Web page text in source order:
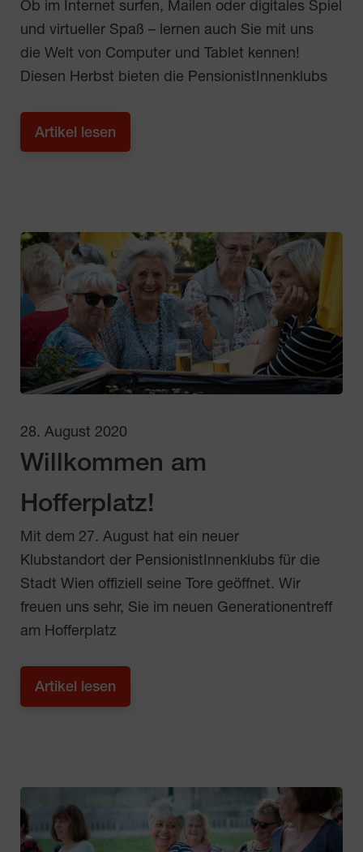
Ob im Internet surfen, Mailen oder digitales Spiel
und virtueller Spaß – lernen auch Sie mit uns
die Welt von Computer und Tablet kennen!
Diesen Herbst bieten die PensionistInnenklubs
Artikel lesen
28. August 2020
Willkommen am
Hofferplatz!
Mit dem 27. August hat ein neuer
Klubstandort der PensionistInnenklubs für die
Stadt Wien offiziell seine Tore geöffnet. Wir
freuen uns sehr, Sie im neuen Generationentreff
am Hofferplatz
Artikel lesen